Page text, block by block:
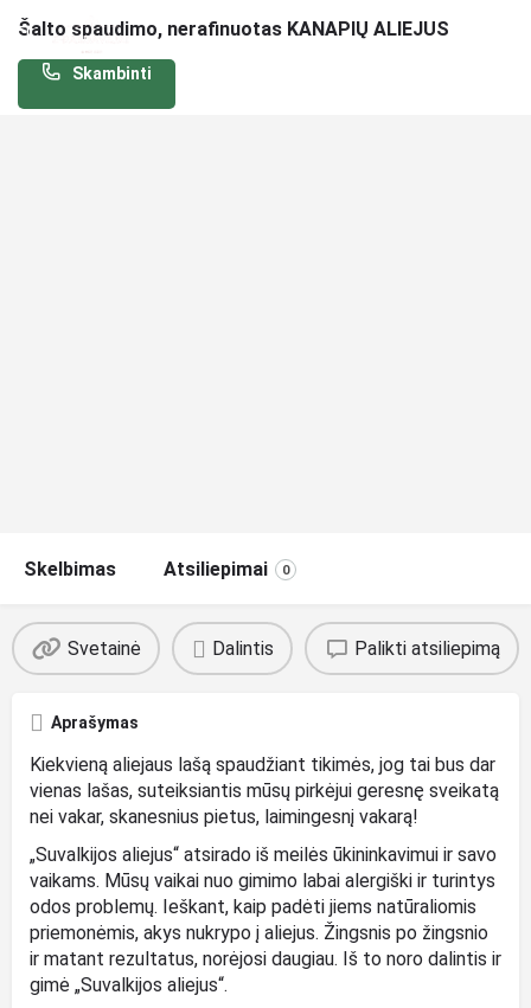
Šalto spaudimo, nerafinuotas KANAPIŲ ALIEJUS
Skambinti
Skelbimas Atsiliepimai 0
Svetainė Dalintis Palikti atsiliepimą
Aprašymas
Kiekvieną aliejaus lašą spaudžiant tikimės, jog tai bus dar
vienas lašas, suteiksiantis mūsų pirkėjui geresnę sveikatą
nei vakar, skanesnius pietus, laimingesnį vakarą!
„Suvalkijos aliejus“ atsirado iš meilės ūkininkavimui ir savo
vaikams. Mūsų vaikai nuo gimimo labai alergiški ir turintys
odos problemų. Ieškant, kaip padėti jiems natūraliomis
priemonėmis, akys nukrypo į aliejus. Žingsnis po žingsnio
ir matant rezultatus, norėjosi daugiau. Iš to noro dalintis ir
gimė „Suvalkijos aliejus“.